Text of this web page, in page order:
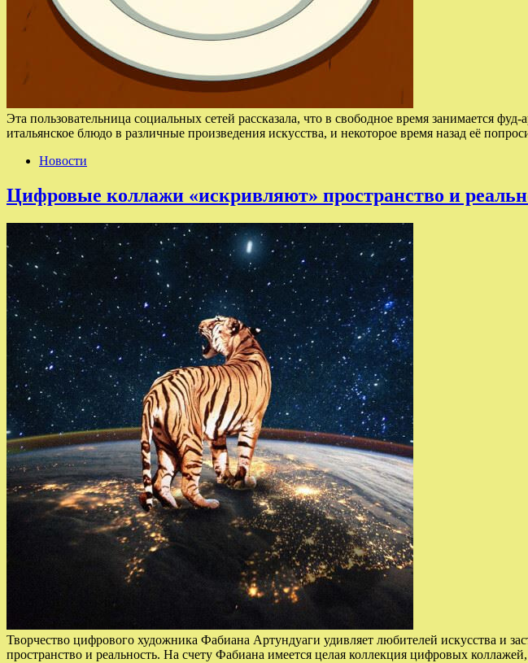
Эта пользовательница социальных сетей рассказала, что в свободное время занимается
итальянское блюдо в различные произведения искусства, и некоторое время назад её
Новости
Цифровые коллажи «искривляют» пространство и
Творчество цифрового художника Фабиана Артундуаги удивляет любителей искусства и
пространство и реальность. На счету Фабиана имеется целая коллекция цифровых